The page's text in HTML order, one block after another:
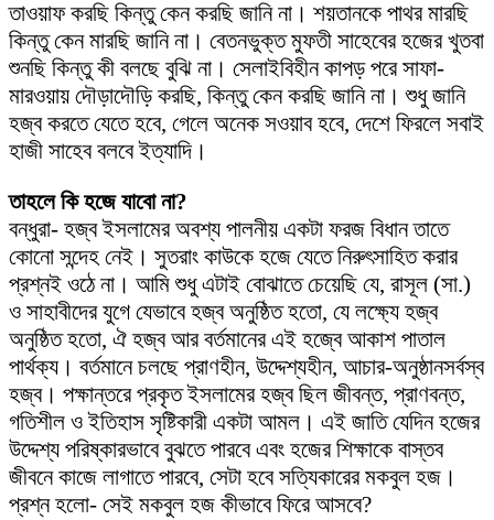
তাওয়াফ করছি কিন্তু কেন করছি জানি না। শয়তানকে পাথর মারছি
কিন্তু কেন মারছি জানি না। বেতনভুক্ত মুফতী সাহেবের হজের খুতবা
শুনছি কিন্তু কী বলছে বুঝি না। সেলাইবিহীন কাপড় পরে সাফা-
মারওয়ায় দৌড়াদৌড়ি করছি, কিন্তু কেন করছি জানি না। শুধু জানি
হজ্ব করতে যেতে হবে, গেলে অনেক সওয়াব হবে, দেশে ফিরলে সবাই
হাজী সাহেব বলবে ইত্যাদি।
তাহলে কি হজে যাবো না?
বন্ধুরা- হজ্ব ইসলামের অবশ্য পালনীয় একটা ফরজ বিধান তাতে
কোনো সন্দেহ নেই। সুতরাং কাউকে হজে যেতে নিরুৎসাহিত করার
প্রশ্নই ওঠে না। আমি শুধু এটাই বোঝাতে চেয়েছি যে, রাসূল (সা.)
ও সাহাবীদের যুগে যেভাবে হজ্ব অনুষ্ঠিত হতো, যে লক্ষ্যে হজ্ব
অনুষ্ঠিত হতো, ঐ হজ্ব আর বর্তমানের এই হজ্বে আকাশ পাতাল
পার্থক্য। বর্তমানে চলছে প্রাণহীন, উদ্দেশ্যহীন, আচার-অনুষ্ঠানসর্বস্ব
হজ্ব। পক্ষান্তরে প্রকৃত ইসলামের হজ্ব ছিল জীবন্ত, প্রাণবন্ত,
গতিশীল ও ইতিহাস সৃষ্টিকারী একটা আমল। এই জাতি যেদিন হজের
উদ্দেশ্য পরিষ্কারভাবে বুঝতে পারবে এবং হজের শিক্ষাকে বাস্তব
জীবনে কাজে লাগাতে পারবে, সেটা হবে সত্যিকারের মকবুল হজ।
প্রশ্ন হলো- সেই মকবুল হজ কীভাবে ফিরে আসবে?